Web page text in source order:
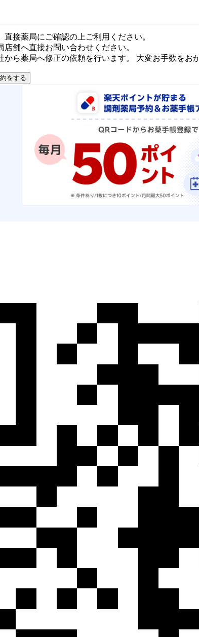
接薬局にご確認の上ご利用ください。
舗へ直接お問い合わせください。
ら薬局へ修正の依頼を行います。 大変お手数をお
をする